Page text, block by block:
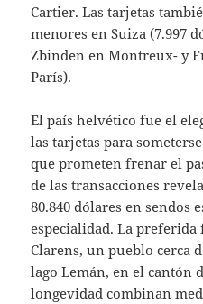
Cartier. Las tarjetas
menores en Suiza (7.997
Zbinden en Montreux- y
París).
El país helvético fue el
las tarjetas para
que prometen frenar el
de las transacciones
80.840 dólares en sendos
especialidad. La
Clarens, un pueblo cerca
lago Lemán, en el cantón
longevidad combinan